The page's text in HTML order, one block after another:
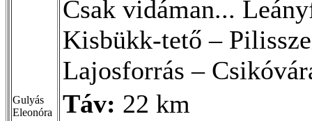
Gulyás
Eleonóra
Csak vidáman...
Kisbükk-tető –
Lajosforrás –
Táv: 22 km